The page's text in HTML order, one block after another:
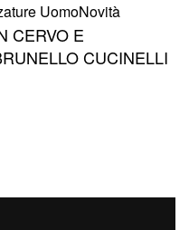
UomoNovità
CERVO E
CUCINELLI